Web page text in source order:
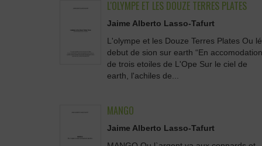
L'OLYMPE ET LES DOUZE TERRES PLATES
Jaime Alberto Lasso-Tafurt
L'olympe et les Douze Terres Plates Ou lé
debut de sion sur earth “En accomodation
de trois etoiles de L'Ope Sur le ciel de
earth, l'achiles de...
MANGO
Jaime Alberto Lasso-Tafurt